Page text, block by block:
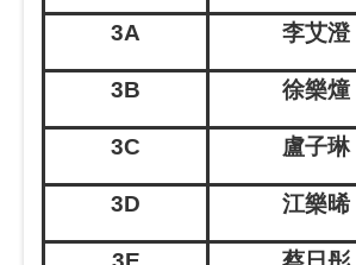
3A 李艾澄
3B 徐樂燑
3C 盧子琳
3D 江樂晞